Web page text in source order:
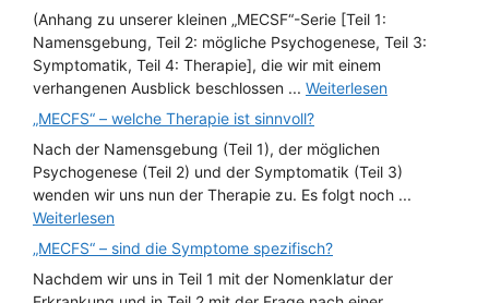
(Anhang zu unserer kleinen „MECSF“-Serie [Teil 1:
Namensgebung, Teil 2: mögliche Psychogenese, Teil 3:
Symptomatik, Teil 4: Therapie], die wir mit einem
verhangenen Ausblick beschlossen ... Weiterlesen
„MECFS“ – welche Therapie ist sinnvoll?
Nach der Namensgebung (Teil 1), der möglichen
Psychogenese (Teil 2) und der Symptomatik (Teil 3)
wenden wir uns nun der Therapie zu. Es folgt noch ...
Weiterlesen
„MECFS“ – sind die Symptome spezifisch?
Nachdem wir uns in Teil 1 mit der Nomenklatur der